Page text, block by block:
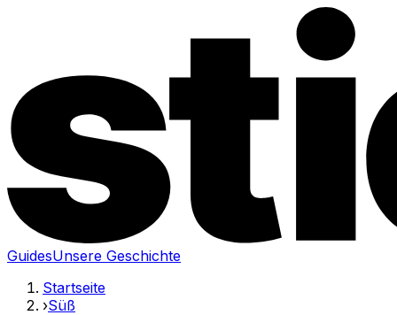
GuidesUnsere Geschichte
Startseite
›Süß